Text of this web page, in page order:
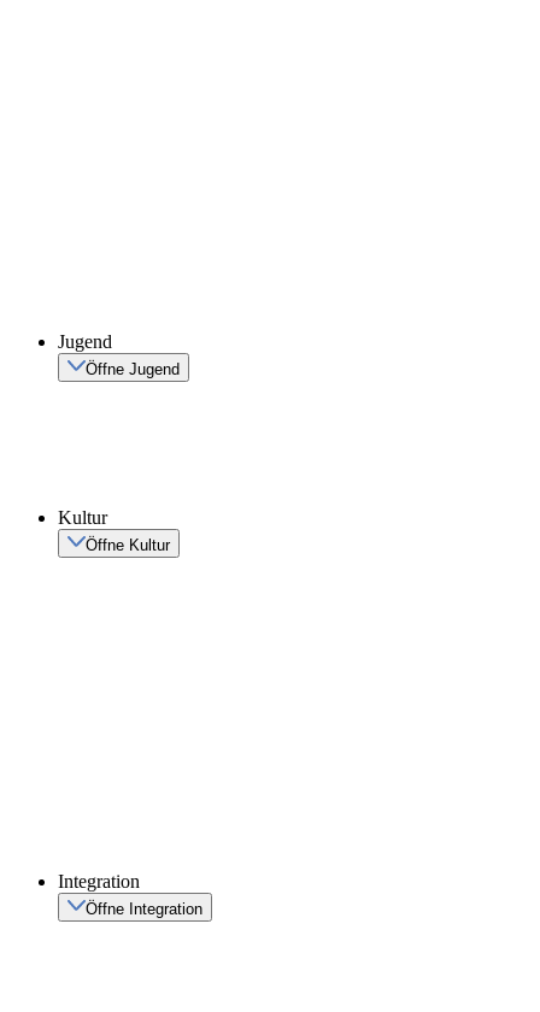
Jugend
Öffne Jugend
Kultur
Öffne Kultur
Integration
Öffne Integration